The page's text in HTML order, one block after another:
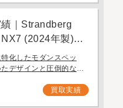
｜Strandberg
(2024年製)｜
り店舗にご来店
化したモダンスペッ
デザインと圧倒的なプ
。 スウェーデン発、独
買取実績